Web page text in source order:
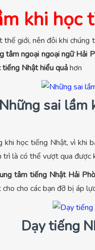
khi học
giới, nên đôi khi
tâm ngoại ngoại ngữ Hải
tiếng Nhật hiểu quảhơn
Những sai lầm
khi học tiếng Nhật, vì khi
trì là có thể vượt qua được
tâm tiếng Nhật Hải
cho các bạn đỡ bị áp
Dạy tiếng